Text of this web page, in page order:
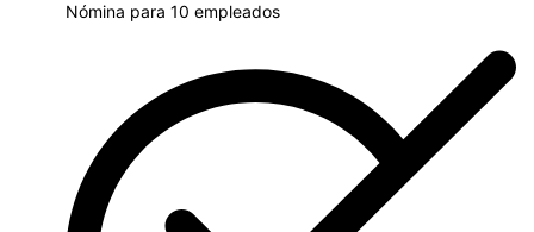
Nómina para 10 empleados